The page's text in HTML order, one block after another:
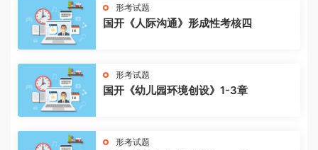
形考试题
国开《人际沟通》形成性考核四
形考试题
国开《幼儿园环境创设》1-3章
形考试题